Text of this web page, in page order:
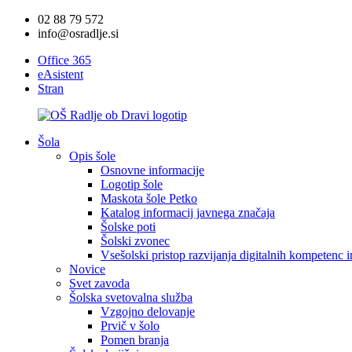
02 88 79 572
info@osradlje.si
Office 365
eAsistent
Stran
Šola
Opis šole
Osnovne informacije
Logotip šole
Maskota šole Petko
Katalog informacij javnega značaja
Šolske poti
Šolski zvonec
Vsešolski pristop razvijanja digitalnih kompetenc
Novice
Svet zavoda
Šolska svetovalna služba
Vzgojno delovanje
Prvič v šolo
Pomen branja